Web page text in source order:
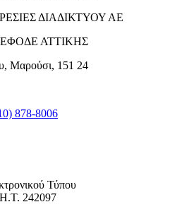
ΔΙΑΔΙΚΤΥΟΥ ΑΕ
ΑΤΤΙΚΗΣ
Μαρούσι, 151 24
878-8006
Τύπου
242097